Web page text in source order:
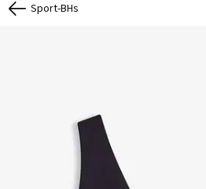
Sport-BHs